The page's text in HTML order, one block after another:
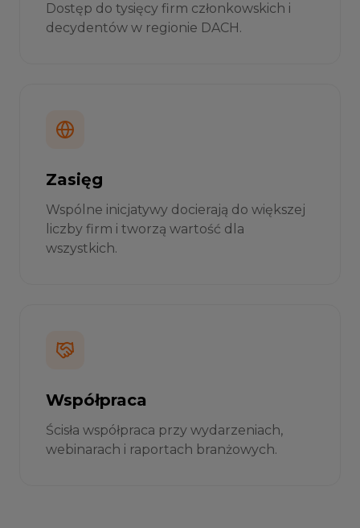
Dostęp do tysięcy firm członkowskich i
decydentów w regionie DACH.
Zasięg
Wspólne inicjatywy docierają do większej
liczby firm i tworzą wartość dla
wszystkich.
Współpraca
Ścisła współpraca przy wydarzeniach,
webinarach i raportach branżowych.